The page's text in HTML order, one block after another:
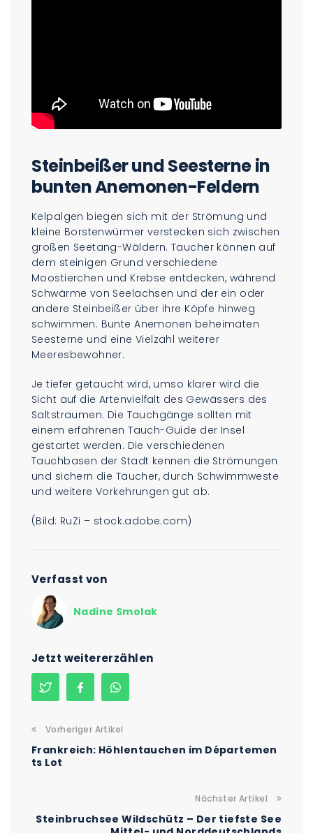
Steinbeißer und Seesterne in
bunten Anemonen-Feldern
Kelpalgen biegen sich mit der Strömung und
kleine Borstenwürmer verstecken sich zwischen
großen Seetang-Wäldern. Taucher können auf
dem steinigen Grund verschiedene
Moostierchen und Krebse entdecken, während
Schwärme von Seelachsen und der ein oder
andere Steinbeißer über ihre Köpfe hinweg
schwimmen. Bunte Anemonen beheimaten
Seesterne und eine Vielzahl weiterer
Meeresbewohner.
Je tiefer getaucht wird, umso klarer wird die
Sicht auf die Artenvielfalt des Gewässers des
Saltstraumen. Die Tauchgänge sollten mit
einem erfahrenen Tauch-Guide der Insel
gestartet werden. Die verschiedenen
Tauchbasen der Stadt kennen die Strömungen
und sichern die Taucher, durch Schwimmweste
und weitere Vorkehrungen gut ab.
(Bild: RuZi – stock.adobe.com)
Verfasst von
Nadine Smolak
Jetzt weitererzählen
Vorheriger Artikel
Frankreich: Höhlentauchen im Départemen
ts Lot
Nächster Artikel
Steinbruchsee Wildschütz – Der tiefste See